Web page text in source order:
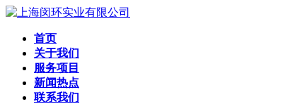
首页
关于我们
服务项目
新闻热点
联系我们